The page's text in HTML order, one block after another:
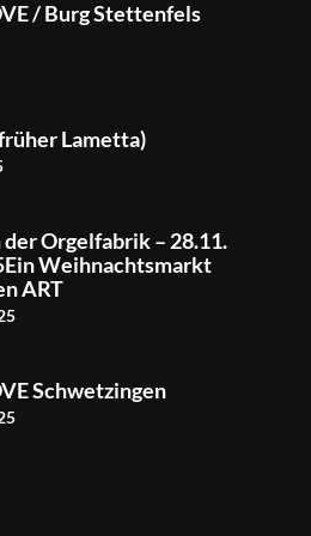
/ Burg Stettenfels
Lametta)
Orgelfabrik – 28.11.
Weihnachtsmarkt
ART
Schwetzingen